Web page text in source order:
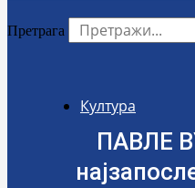
Претрага
Култура
ПАВЛЕ